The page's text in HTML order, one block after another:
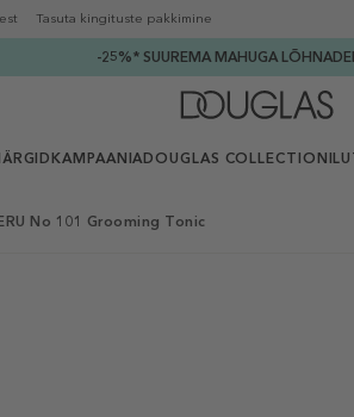
Tasuta kingituste pakkimine
-25%* SUUREMA MAHUGA
KAMPAANIADOUGLAS COLLECTION
No 101 Grooming Tonic